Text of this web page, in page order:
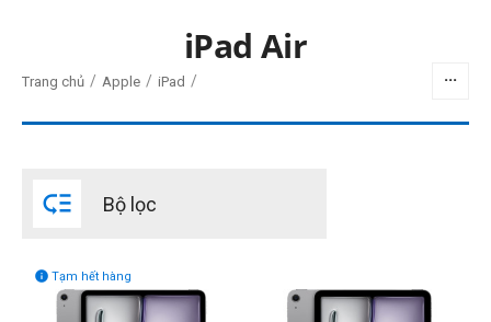
Menu
đ
iPad Air
Trang chủ / Apple / iPad /
 Bộ lọc
Tạm hết hàng
